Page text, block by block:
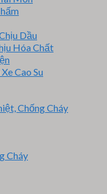
Dầu
Hóa Chất
Cao Su
Chống Cháy
Cháy